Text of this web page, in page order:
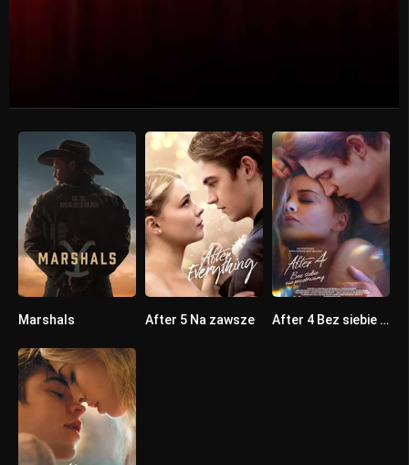
Marshals 4.7
After 5 Na zawsze 4.7After 4 Bez siebie nie przetrwamy